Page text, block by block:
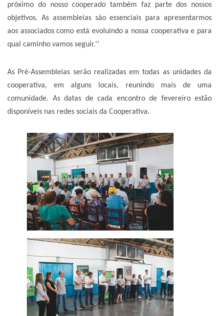
próximo do nosso cooperado também faz parte dos nossos
objetivos. As assembleias são essenciais para apresentarmos
aos associados como está evoluindo a nossa cooperativa e para
qual caminho vamos seguir.'’
As Pré-Assembleias serão realizadas em todas as unidades da
cooperativa, em alguns locais, reunindo mais de uma
comunidade. As datas de cada encontro de fevereiro estão
disponíveis nas redes sociais da Cooperativa.